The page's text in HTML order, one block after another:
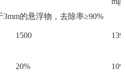
的悬浮物，去除率≥90%
1500
20% 10%